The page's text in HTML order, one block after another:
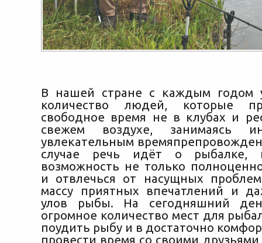
В нашей стране с каждым годом
количество людей, которые
свободное время не в клубах и
свежем воздухе, занимаясь
увлекательным
случае речь идёт о рыбалке,
возможность не только
и отвлечься от насущных
массу приятных впечатлений и
улов рыбы. На сегодняшний
огромное количество мест для
поудить рыбу и в достаточно
провести время со своими